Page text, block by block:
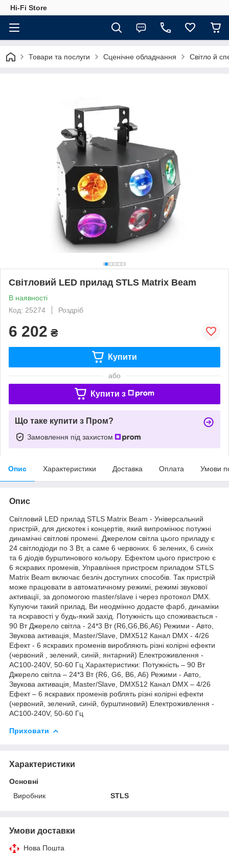
Hi-Fi Store
Товари та послуги Сценічне обладнання Світло й
Світловий LED прилад STLS Matrix Beam
В наявності
Код: 25274
Роздріб
6 202 ₴
Купити
або
Купити з
Що таке купити з Пром?
Замовлення під захистом
Опис Характеристики Доставка Оплата Умови
Опис
Світловий LED прилад STLS Matrix Beam - Універсальний
пристрій, для дискотек і концертів, який випромінює потужні
динамічні світлові промені. Джерелом світла цього приладу є
24 світлодіоди по 3 Вт, а саме 6 червоних. 6 зелених, 6 синіх
та 6 діодів бурштинового кольору. Ефектом цього пристрою є
6 яскравих променів, Управління пристроєм приладом STLS
Matrix Beam включає безліч доступних способів. Так пристрій
може працювати в автоматичному режимі, режимі звукової
активації, за допомогою master/slave і через протокол DMX.
Купуючи такий прилад, Ви неодмінно додасте фарб, динаміки
та яскравості у будь-який захід. Потужність що споживається -
90 Вт Джерело світла - 24*3 Вт (R6,G6,B6,A6) Режими - Авто,
Звукова активація, Master/Slave, DMX512 Канал DMX - 4/26
Ефект - 6 яскравих променів виробляють різні колірні ефекти
(червоний , зелений, синій, янтарний) Електроживлення -
AC100-240V, 50-60 Гц Характеристики: Потужність – 90 Вт
Джерело світла – 24*3 Вт (R6, G6, B6, A6) Режими - Авто,
Звукова активація, Master/Slave, DMX512 Канал DMX – 4/26
Ефект – 6 яскравих променів роблять різні колірні ефекти
(червоний, зелений, синій, бурштиновий) Електроживлення -
AC100-240V, 50-60 Гц
Приховати
Характеристики
Основні
Виробник
STLS
Умови доставки
Нова Пошта